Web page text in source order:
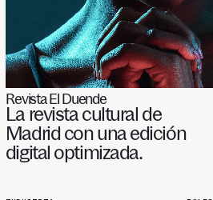
Revista El Duende
La revistacultural de
Madrid conunaedición
digital optimizada.